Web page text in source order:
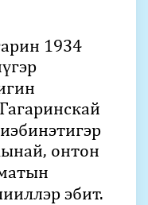
1934
онтон
эбит.